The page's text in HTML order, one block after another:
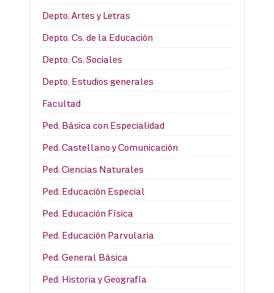
Depto. Artes y Letras
Depto. Cs. de la Educación
Depto. Cs. Sociales
Depto. Estudios generales
Facultad
Ped. Básica con Especialidad
Ped. Castellano y Comunicación
Ped. Ciencias Naturales
Ped. Educación Especial
Ped. Educación Física
Ped. Educación Parvularia
Ped. General Básica
Ped. Historia y Geografía